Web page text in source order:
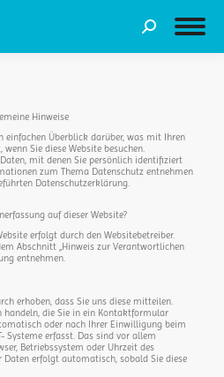
Hinweise
einfachen Überblick darüber, was mit Ihren
Sie diese Website besuchen.
mit denen Sie persönlich identifiziert
zum Thema Datenschutz entnehmen
Datenschutzerklärung.
auf dieser Website?
erfolgt durch den Websitebetreiber.
Abschnitt „Hinweis zur Verantwortlichen
entnehmen.
erhoben, dass Sie uns diese mitteilen.
handeln, die Sie in ein Kontaktformular
oder nach Ihrer Einwilligung beim
Systeme erfasst. Das sind vor allem
Betriebssystem oder Uhrzeit des
Daten erfolgt automatisch, sobald Sie diese